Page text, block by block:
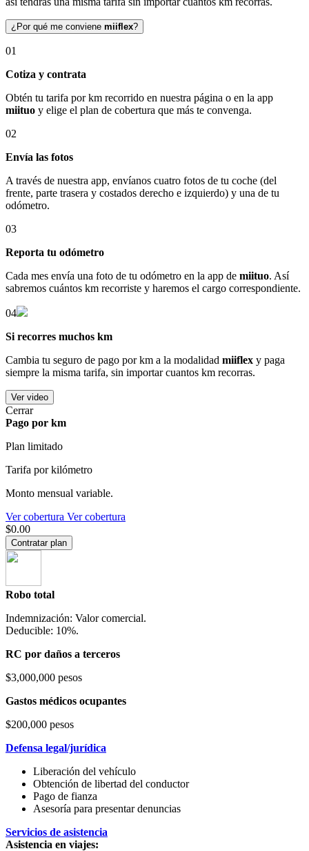
¿Por qué me conviene miiflex?
01
Cotiza y contrata
Obtén tu tarifa por km recorrido en nuestra página o en la app
miituo y elige el plan de cobertura que más te convenga.
02
Envía las fotos
A través de nuestra app, envíanos cuatro fotos de tu coche (del
frente, parte trasera y costados derecho e izquierdo) y una de tu
odómetro.
03
Reporta tu odómetro
Cada mes envía una foto de tu odómetro en la app de miituo. Así
sabremos cuántos km recorriste y haremos el cargo correspondiente.
04
Si recorres muchos km
Cambia tu seguro de pago por km a la modalidad miiflex y paga
siempre la misma tarifa, sin importar cuantos km recorras.
Ver video
Cerrar
Pago por km
Plan limitado
Tarifa por kilómetro
Monto mensual variable.
Ver cobertura Ver cobertura
$0.00
Contratar plan
Robo total
Indemnización: Valor comercial.
Deducible: 10%.
RC por daños a terceros
$3,000,000 pesos
Gastos médicos ocupantes
$200,000 pesos
Defensa legal/jurídica
Liberación del vehículo
Obtención de libertad del conductor
Pago de fianza
Asesoría para presentar denuncias
Servicios de asistencia
Asistencia en viajes: